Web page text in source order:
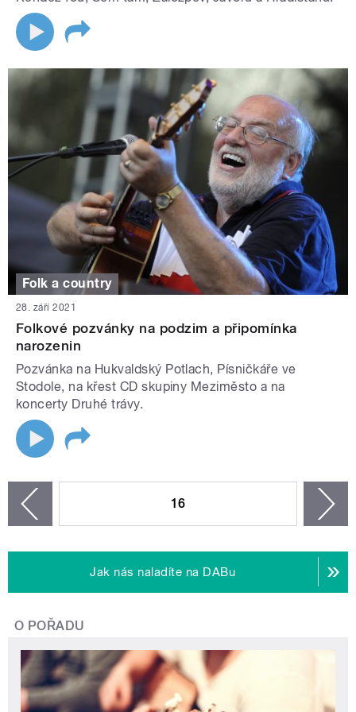
Folk a country
28. září 2021
Folkové pozvánky na podzim a připomínka
narozenin
Pozvánka na Hukvaldský Potlach, Písničkáře ve
Stodole, na křest CD skupiny Meziměsto a na
koncerty Druhé trávy.
16
Jak nás naladíte na DABu
O POŘADU